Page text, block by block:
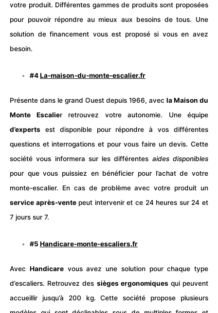
votre produit. Différentes gammes de produits sont proposées
pour pouvoir répondre au mieux aux besoins de tous. Une
solution de financement vous est proposé si vous en avez
besoin.
#4La-maison-du-monte-escalier.fr
Présente dans le grand Ouest depuis 1966, avec la Maison du
Monte Escalier retrouvez votre autonomie. Une équipe
d’experts est disponible pour répondre à vos différentes
questions et interrogations et pour vous faire un devis. Cette
société vous informera sur les différentes aidesdisponibles
pour que vous puissiez en bénéficier pour l’achat de votre
monte-escalier. En cas de problème avec votre produit un
service après-ventepeut intervenir et ce 24 heures sur 24 et
7 jours sur 7.
#5Handicare-monte-escaliers.fr
Avec Handicarevous avez une solution pour chaque type
d’escaliers. Retrouvez des sièges ergonomiquesqui peuvent
accueillir jusqu’à 200 kg. Cette société propose plusieurs